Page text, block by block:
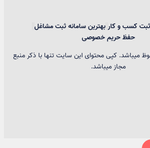
ثبت کسب و کار بهترین سامانه ثبت مشاغل
حفظ حریم خصوصی
میباشد. کپی محتوای این سایت تنها با ذکر منبع
مجاز میباشد.